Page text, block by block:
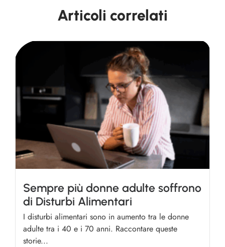
Articoli correlati
Sempre più donne adulte soffrono
di Disturbi Alimentari
I disturbi alimentari sono in aumento tra le donne
adulte tra i 40 e i 70 anni. Raccontare queste
storie...